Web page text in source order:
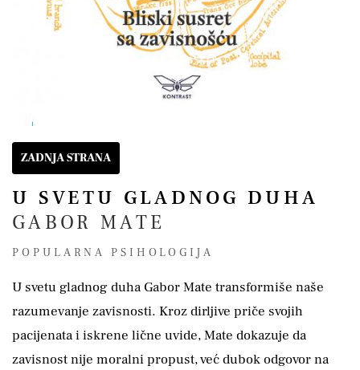
ZADNJA STRANA
U SVETU GLADNOG DUHA
GABOR MATE
POPULARNA PSIHOLOGIJA
U svetu gladnog duha Gabor Mate transformiše naše
razumevanje zavisnosti. Kroz dirljive priče svojih
pacijenata i iskrene lične uvide, Mate dokazuje da
zavisnost nije moralni propust, već dubok odgovor na